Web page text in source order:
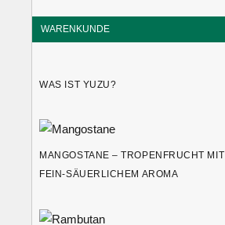
WARENKUNDE
WAS IST YUZU?
MANGOSTANE – TROPENFRUCHT MIT
FEIN-SÄUERLICHEM AROMA